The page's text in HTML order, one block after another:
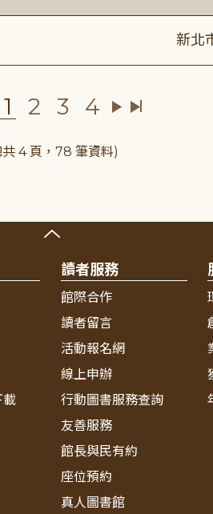
新北
1 2 3 4
共 4 頁，78 筆資料)
載
讀者服務
館際合作
讀者留言
活動報名網
線上申辦
行動圖書服務查詢
友善服務
館長與民有約
座位預約
真人圖書館